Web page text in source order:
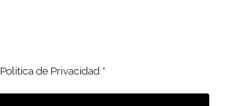
Política de Privacidad *